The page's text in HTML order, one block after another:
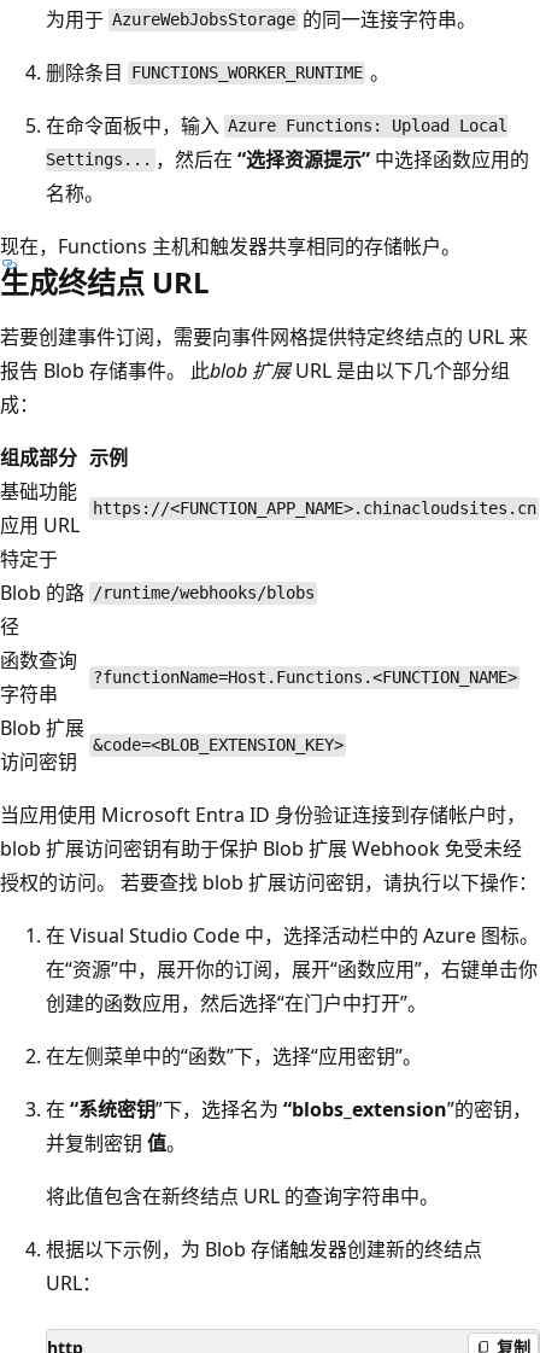
为用于 AzureWebJobsStorage 的同一连接字符串。
删除条目
FUNCTIONS_WORKER_RUNTIME 。
在命令面板中，输入 Azure Functions: Upload Local
Settings... ，然后在 “选择资源提示”中选择函数应用的
名称。
现在，Functions 主机和触发器共享相同的存储帐户。
生成终结点 URL
若要创建事件订阅，需要向事件网格提供特定终结点的 URL 来
报告 Blob 存储事件。 此blob 扩展URL 是由以下几个部分组
成：
组成部分 示例
基础功能
应用 URL
https://<FUNCTION_APP_NAME>.chinacloudsites.cn
特定于
Blob 的路
径
/runtime/webhooks/blobs
函数查询
字符串
?functionName=Host.Functions.<FUNCTION_NAME>
Blob 扩展
访问密钥
&code=<BLOB_EXTENSION_KEY>
当应用使用 Microsoft Entra ID 身份验证连接到存储帐户时，
blob 扩展访问密钥有助于保护 Blob 扩展 Webhook 免受未经
授权的访问。 若要查找 blob 扩展访问密钥，请执行以下操作：
在 Visual Studio Code 中，选择活动栏中的 Azure 图标。
在“资源”中，展开你的订阅，展开“函数应用”，右键单击你
创建的函数应用，然后选择“在门户中打开”。
在左侧菜单中的“函数”下，选择“应用密钥”。
在 “系统密钥”下，选择名为 “blobs_extension”的密钥，
并复制密钥 值。
将此值包含在新终结点 URL 的查询字符串中。
根据以下示例，为 Blob 存储触发器创建新的终结点
URL：
http 复制